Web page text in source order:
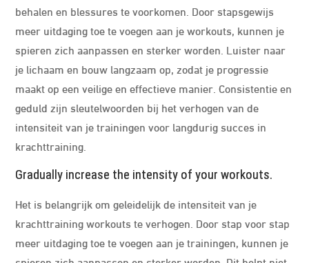
behalen en blessures te voorkomen. Door stapsgewijs
meer uitdaging toe te voegen aan je workouts, kunnen je
spieren zich aanpassen en sterker worden. Luister naar
je lichaam en bouw langzaam op, zodat je progressie
maakt op een veilige en effectieve manier. Consistentie en
geduld zijn sleutelwoorden bij het verhogen van de
intensiteit van je trainingen voor langdurig succes in
krachttraining.
Gradually increase the intensity of your workouts.
Het is belangrijk om geleidelijk de intensiteit van je
krachttraining workouts te verhogen. Door stap voor stap
meer uitdaging toe te voegen aan je trainingen, kunnen je